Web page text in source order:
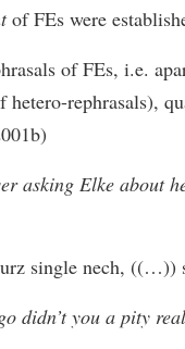
of FEs were
of FEs, i.e.
hetero-rephrasals),
asking Elke about
single nech, ((…))
didn’t you a pity